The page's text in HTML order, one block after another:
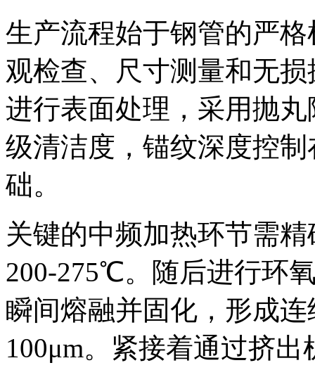
生产流程始于钢管的严
观检查、尺寸测量和无
进行表面处理，采用抛
级清洁度，锚纹深度控
础。
关键的中频加热环节需
200-275℃。随后进行环
瞬间熔融并固化，形成
100μm。紧接着通过挤